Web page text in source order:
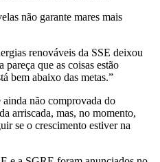
não garante mares mais
renováveis ​​da SSE deixou
pareça que as coisas estão
bem abaixo das metas.”
não comprovada do
arriscada, mas, no momento,
se o crescimento estiver na